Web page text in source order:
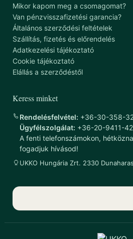
Mikor kapom meg a csomagomat?
Van pénzvisszafizetési garancia?
Általános szerződési feltételek
Szállítás, fizetés és előrendelés
Adatkezelési tájékoztató
Cookie tájékoztató
Elállás a szerződéstől
Keress minket
Rendelésfelvétel: +36-30-358-
Ügyfélszolgálat: +36-20-9411-
A fenti telefonszámokon,
fogadjuk hívásod!
UKKO Hungária Zrt. 2330